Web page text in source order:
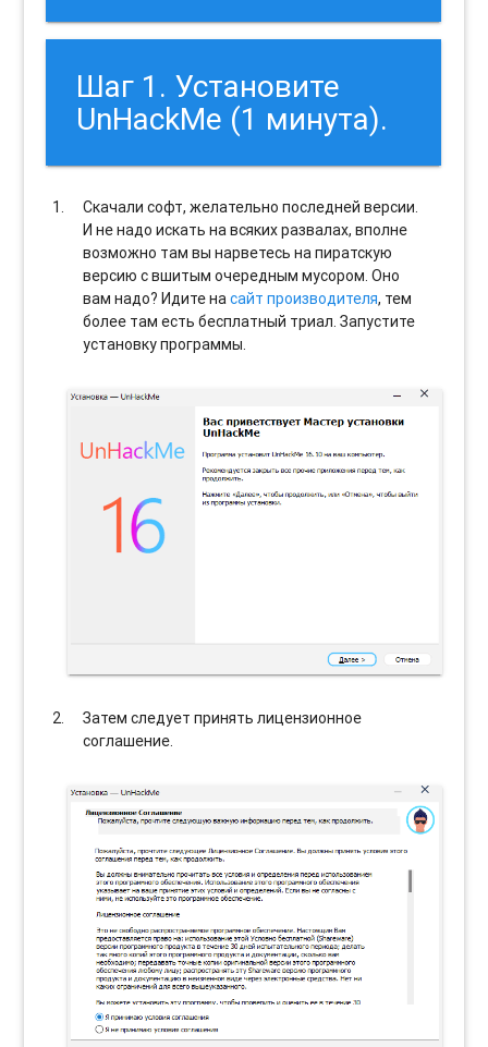
Шаг 1. Установите
UnHackMe (1 минута).
Скачали софт, желательно последней версии.
И не надо искать на всяких развалах, вполне
возможно там вы нарветесь на пиратскую
версию с вшитым очередным мусором. Оно
вам надо? Идите насайт производителя, тем
более там есть бесплатный триал. Запустите
установку программы.
Затем следует принять лицензионное
соглашение.